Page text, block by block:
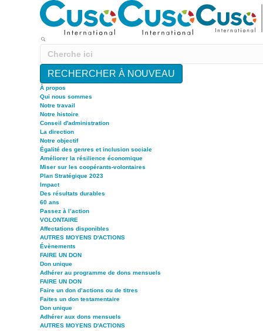
RECHERCHER À NOUVEAU
À propos
Qui nous sommes
Notre travail
Notre histoire
Conseil d'administration
La direction
Notre objectif
Égalité des genres et inclusion sociale
Améliorer la résilience économique
Miser sur les coopérants-volontaires
Plan Stratégique 2023
Impact
Des résultats durables
60 ans
Passez à l’action
VOLONTAIRE
Affectations disponibles
AUTRES MOYENS D'ACTIONS
Évènements
FAIRE UN DON
Don unique
Adhérer au programme de dons mensuels
FAIRE UN DON
Faire un don d’actions ou de titres
Faites un don testamentaire
Don unique
Adhérer aux dons mensuels
AUTRES MOYENS D'ACTIONS